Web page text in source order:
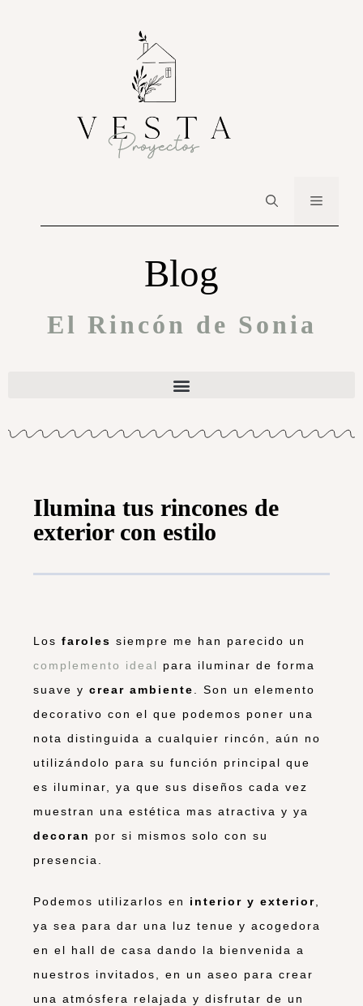
Blog
El Rincón de Sonia
Ilumina tus rincones de
exterior con estilo
Los faroles siempre me han parecido un
complemento ideal para iluminar de forma
suave y crear ambiente
. Son un elemento
decorativo con el que podemos poner una
nota distinguida a cualquier rincón, aún no
utilizándolo para su función principal que
es iluminar, ya que sus diseños cada vez
muestran una estética mas atractiva y ya
decoran
por si mismos solo con su
presencia.
Podemos utilizarlos en interior y exterior
ya sea para dar una luz tenue y acogedora
en el hall de casa dando la bienvenida a
nuestros invitados, en un aseo para crear
una atmósfera relajada y disfrutar de un